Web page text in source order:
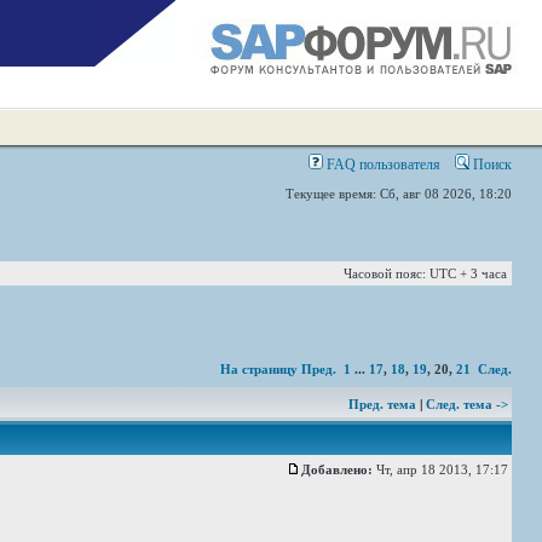
FAQ пользователя Поиск
Текущее время: Сб, авг 08 2026, 18:20
Часовой пояс: UTC + 3 часа
На страницу Пред. 1 ... 17, 18, 19, 20, 21 След.
Пред. тема | След. тема ->
Добавлено: Чт, апр 18 2013, 17:17